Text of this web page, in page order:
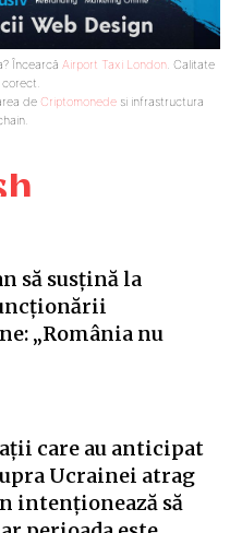
să susțină la
„România nu
care au anticipat
Ucrainei atrag
intenționează să
Încearcă Airport Taxi London. Calitate
corect.
de Criptomonede si infrastructura